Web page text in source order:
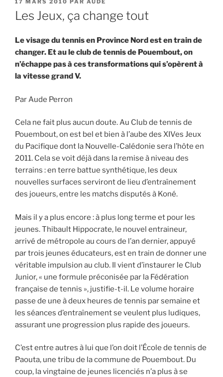
LE
17 MARS 2010 PAR AUDE
Les Jeux, ça change tout
Le visage du tennis en Province Nord est en train de
changer. Et au le club de tennis de Pouembout, on
n’échappe pas à ces transformations qui s’opèrent à
la vitesse grand V.
Par Aude Perron
Cela ne fait plus aucun doute. Au Club de tennis de
Pouembout, on est bel et bien à l’aube des XIVes Jeux
du Pacifique dont la Nouvelle-Calédonie sera l’hôte en
2011. Cela se voit déjà dans la remise à niveau des
terrains : en terre battue synthétique, les deux
nouvelles surfaces serviront de lieu d’entraînement
des joueurs, entre les matchs disputés à Koné.
Mais il y a plus encore : à plus long terme et pour les
jeunes. Thibault Hippocrate, le nouvel entraineur,
arrivé de métropole au cours de l’an dernier, appuyé
par trois jeunes éducateurs, est en train de donner une
véritable impulsion au club. Il vient d’instaurer le Club
Junior, « une formule préconisée par la Fédération
française de tennis », justifie-t-il. Le volume horaire
passe de une à deux heures de tennis par semaine et
les séances d’entraînement se veulent plus ludiques,
assurant une progression plus rapide des joueurs.
C’est entre autres à lui que l’on doit l’École de tennis de
Paouta, une tribu de la commune de Pouembout. Du
coup, la vingtaine de jeunes licenciés n’a plus à se